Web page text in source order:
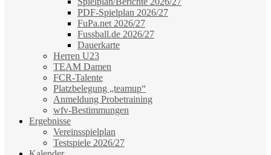
PDF-Spielplan 2026/27
FuPa.net 2026/27
Fussball.de 2026/27
Dauerkarte
Herren U23
TEAM Damen
FCR-Talente
Platzbelegung „teamup“
Anmeldung Probetraining
wfv-Bestimmungen
Ergebnisse
Vereinsspielplan
Testspiele 2026/27